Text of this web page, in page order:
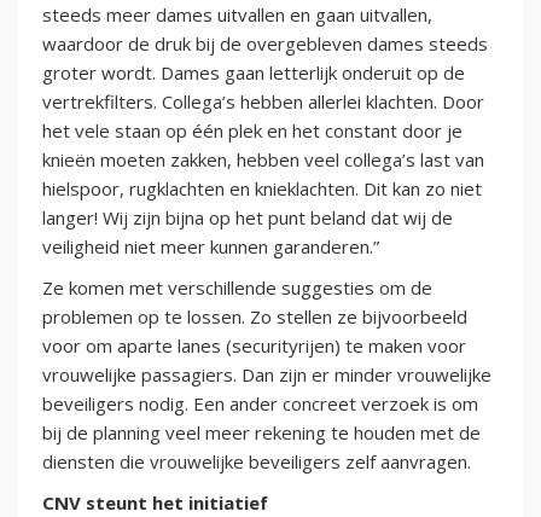
steeds meer dames uitvallen en gaan uitvallen,
waardoor de druk bij de overgebleven dames steeds
groter wordt. Dames gaan letterlijk onderuit op de
vertrekfilters. Collega’s hebben allerlei klachten. Door
het vele staan op één plek en het constant door je
knieën moeten zakken, hebben veel collega’s last van
hielspoor, rugklachten en knieklachten. Dit kan zo niet
langer! Wij zijn bijna op het punt beland dat wij de
veiligheid niet meer kunnen garanderen.”
Ze komen met verschillende suggesties om de
problemen op te lossen. Zo stellen ze bijvoorbeeld
voor om aparte lanes (securityrijen) te maken voor
vrouwelijke passagiers. Dan zijn er minder vrouwelijke
beveiligers nodig. Een ander concreet verzoek is om
bij de planning veel meer rekening te houden met de
diensten die vrouwelijke beveiligers zelf aanvragen.
CNV steunt het initiatief